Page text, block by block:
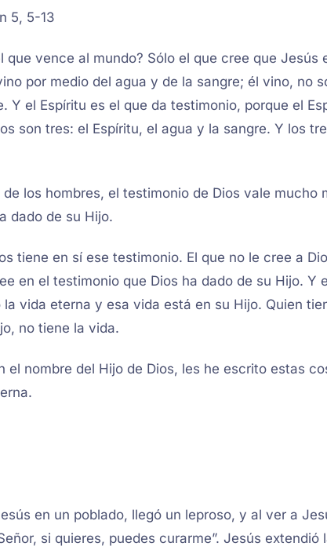
5, 5-13
que vence al mundo? Sólo el que cree que Jesús
por medio del agua y de la sangre; él vino, no
Y el Espíritu es el que da testimonio, porque el
son tres: el Espíritu, el agua y la sangre. Y los
los hombres, el testimonio de Dios vale mucho
dado de su Hijo.
tiene en sí ese testimonio. El que no le cree a
en el testimonio que Dios ha dado de su Hijo. Y
vida eterna y esa vida está en su Hijo. Quien
no tiene la vida.
el nombre del Hijo de Dios, les he escrito estas
en un poblado, llegó un leproso, y al ver a
si quieres, puedes curarme”. Jesús extendió